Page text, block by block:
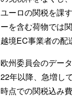
ユーロの関税を課
ーを含む荷物では
越境EC事業者の配
欧州委員会のデー
22年以降、急増し
時点での関税込み